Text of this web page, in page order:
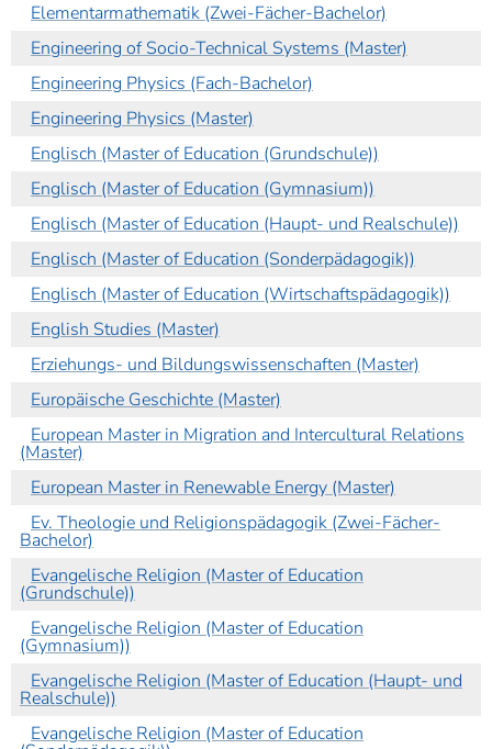
Elementarmathematik (Zwei-Fächer-Bachelor)
Engineering of Socio-Technical Systems (Master)
Engineering Physics (Fach-Bachelor)
Engineering Physics (Master)
Englisch (Master of Education (Grundschule))
Englisch (Master of Education (Gymnasium))
Englisch (Master of Education (Haupt- und Realschule))
Englisch (Master of Education (Sonderpädagogik))
Englisch (Master of Education (Wirtschaftspädagogik))
English Studies (Master)
Erziehungs- und Bildungswissenschaften (Master)
Europäische Geschichte (Master)
European Master in Migration and Intercultural Relations
(Master)
European Master in Renewable Energy (Master)
Ev. Theologie und Religionspädagogik (Zwei-Fächer-
Bachelor)
Evangelische Religion (Master of Education
(Grundschule))
Evangelische Religion (Master of Education
(Gymnasium))
Evangelische Religion (Master of Education (Haupt- und
Realschule))
Evangelische Religion (Master of Education